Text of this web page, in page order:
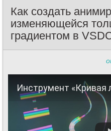
Как создать
изменяющейся
градиентом в
Инструмент «Кривая линия»: новые